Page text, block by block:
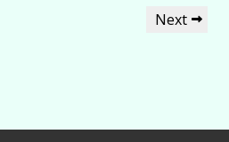
Next
Next